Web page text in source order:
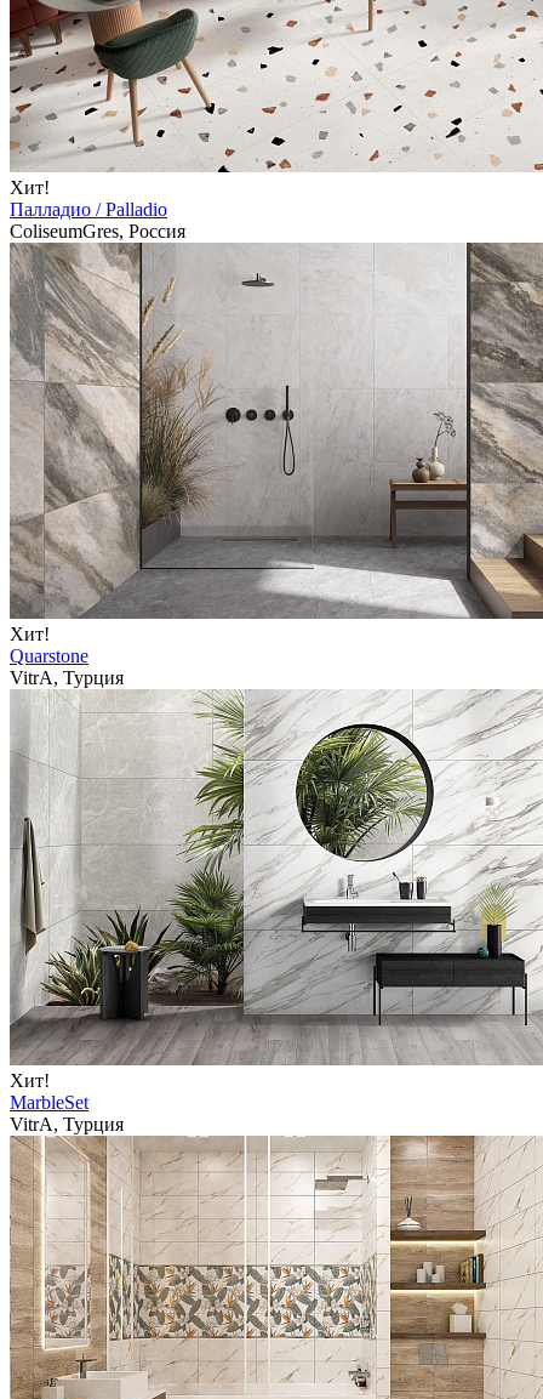
Хит!
Палладио / Palladio
ColiseumGres, Россия
Хит!
Quarstone
VitrA, Турция
Хит!
MarbleSet
VitrA, Турция